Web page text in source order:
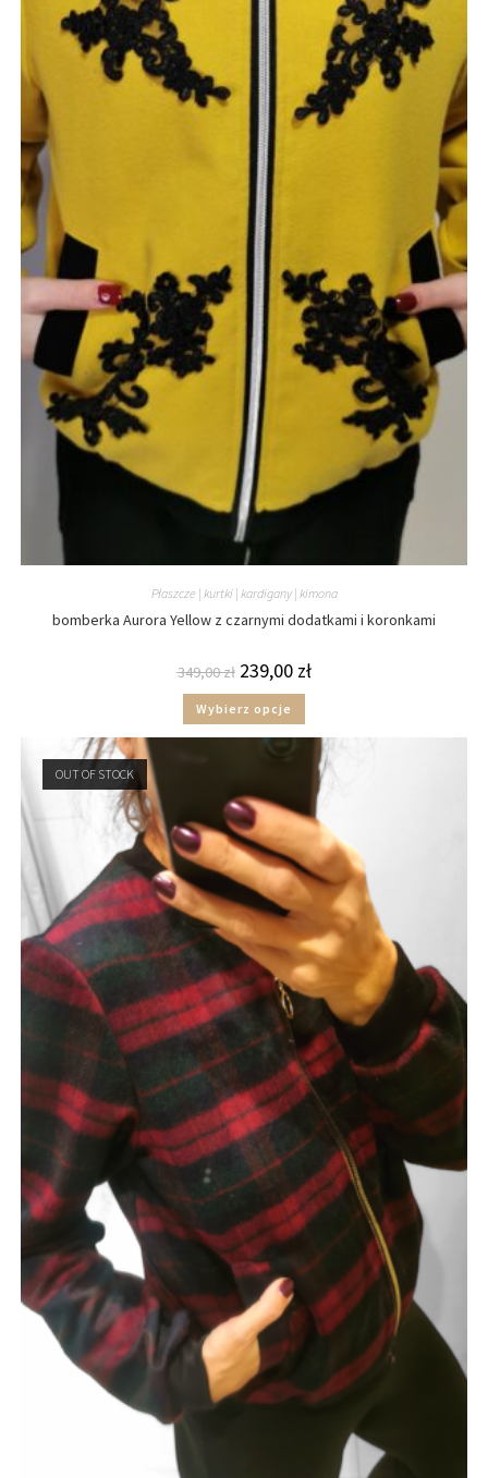
Płaszcze | kurtki | kardigany | kimona
bomberka Aurora Yellow z czarnymi dodatkami i koronkami
349,00zł 239,00 zł
Wybierz opcje
OUT OF STOCK